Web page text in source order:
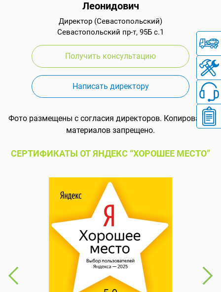
Леонидович
Директор (Севастопольский)
Севастопольский пр-т, 95Б с.1
Получить консультацию
Написать директору
Фото размещены с согласия директоров. Копирование
материалов запрещено.
СЕРТИФИКАТЫ ОТ ЯНДЕКС “ХОРОШЕЕ МЕСТО”